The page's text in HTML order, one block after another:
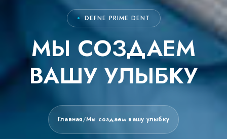
DEFNE PRIME DENT
МЫ СОЗДАЕМ
ВАШУ УЛЫБКУ
Главная/Мы создаем вашу улыбку